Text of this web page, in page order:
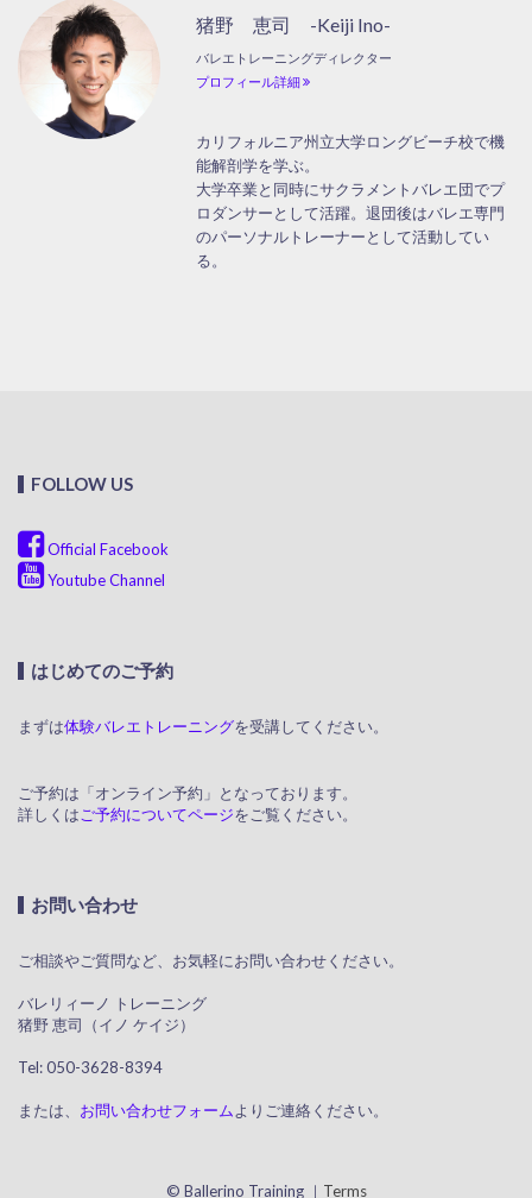
猪野 恵司 -Keiji Ino-
バレエトレーニングディレクター
プロフィール詳細
カリフォルニア州立大学ロングビーチ校で機
能解剖学を学ぶ。
大学卒業と同時にサクラメントバレエ団でプ
ロダンサーとして活躍。退団後はバレエ専門
のパーソナルトレーナーとして活動してい
る。
FOLLOW US
Official Facebook
Youtube Channel
はじめてのご予約
まずは体験バレエトレーニングを受講してください。
ご予約は「オンライン予約」となっております。
詳しくは ご予約についてページをご覧ください。
お問い合わせ
ご相談やご質問など、お気軽にお問い合わせください。
​ バレリィーノ トレーニング
猪野 恵司（イノ ケイジ）
​ Tel: 050-3628-8394
または、 お問い合わせフォームよりご連絡ください。
© Ballerino Training ｜ Terms